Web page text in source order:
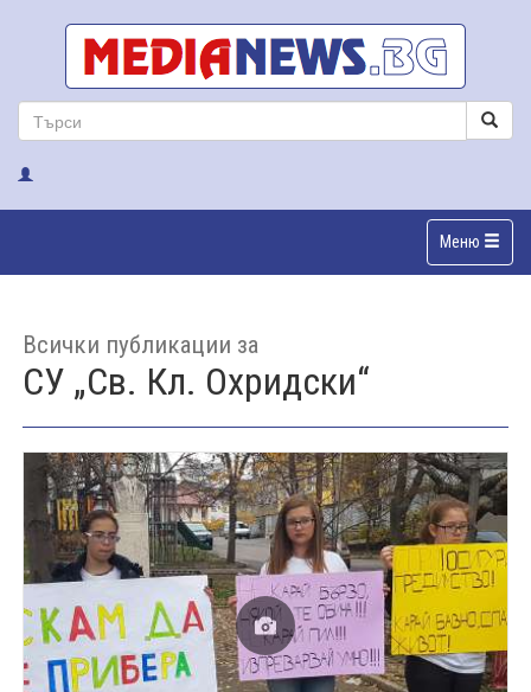
Меню
Всички публикации за
СУ „Св. Кл. Охридски“